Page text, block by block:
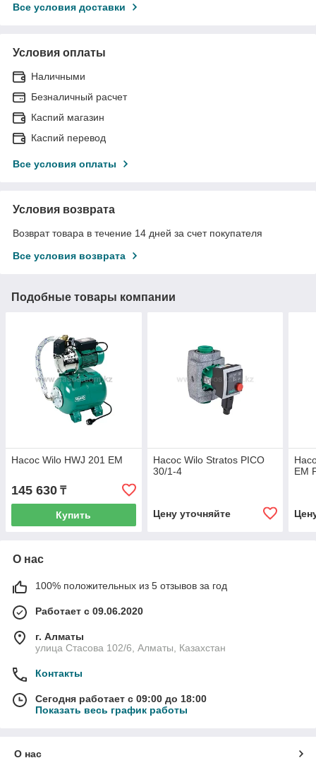
Все условия доставки
Условия оплаты
Наличными
Безналичный расчет
Каспий магазин
Каспий перевод
Все условия оплаты
Условия возврата
Возврат товара в течение 14 дней за счет покупателя
Все условия возврата
Подобные товары компании
Насос Wilo HWJ 201 EM
145 630 ₸
Купить
Насос Wilo Stratos PICO
30/1-4
Цену уточняйте
EM
О нас
100% положительных из 5 отзывов за год
Работает с 09.06.2020
г. Алматы
улица Стасова 102/6, Алматы, Казахстан
Контакты
Сегодня работает с 09:00 до 18:00
Показать весь график работы
О нас